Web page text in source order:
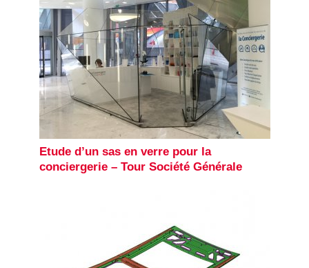
Etude d’un sas en verre pour la
conciergerie – Tour Société Générale